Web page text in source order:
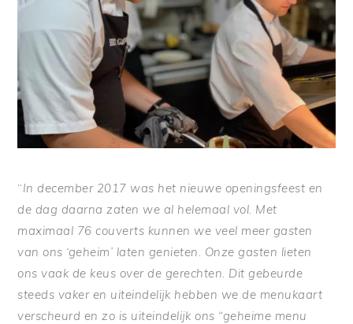
“In december 2017 was het nieuwe openingsfeest en
de dag daarna zaten we al helemaal vol. Met
maximaal 76 couverts kunnen we veel meer gasten
van ons ‘geheim’ laten genieten. Onze gasten lieten
ons vaak de keus over de gerechten. Dit gebeurde
steeds vaker en uiteindelijk hebben we de menukaart
verscheurd en zo is uiteindelijk ons “geheime menu